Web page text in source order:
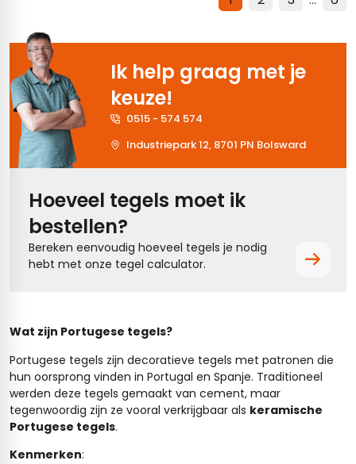
Ik help graag met je
keuze!
0515 - 574 574
Industriepark 12, 8701 PN Bolsward
Hoeveel tegels moet ik
bestellen?
Bereken eenvoudig hoeveel tegels je nodig
hebt met onze tegel calculator.
Wat zijn Portugese tegels?
Portugese tegels zijn decoratieve tegels met patronen die
hun oorsprong vinden in Portugal en Spanje. Traditioneel
werden deze tegels gemaakt van cement, maar
tegenwoordig zijn ze vooral verkrijgbaar als keramische
Portugese tegels.
Kenmerken: